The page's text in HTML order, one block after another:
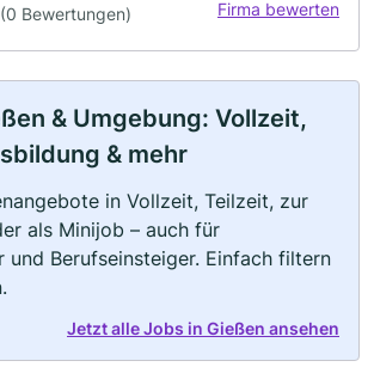
(0 Bewertungen) Firma bewerten
& Umgebung: Vollzeit,
& mehr
in Vollzeit, Teilzeit, zur
als Minijob – auch für
und Berufseinsteiger. Einfach filtern
Jetzt alle Jobs in Gießen ansehen